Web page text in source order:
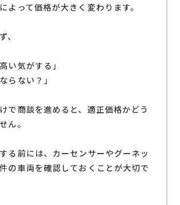
よって価格が大きく変わります。
、
い気がする」
らない？」
で商談を進めると、適正価格かどう
ん。
る前には、カーセンサーやグーネッ
の車両を確認しておくことが大切で